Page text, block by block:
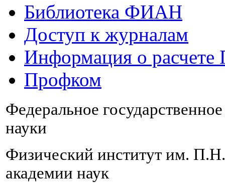
Библиотека ФИАН
Доступ к журналам
Информация о
Профком
Федеральное
науки
Физический институт им.
академии наук